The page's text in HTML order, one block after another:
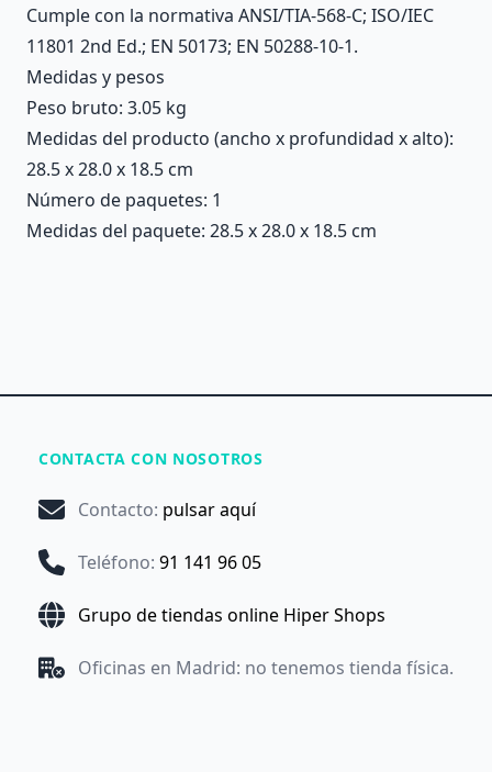
Cumple con la normativa ANSI/TIA-568-C; ISO/IEC
11801 2nd Ed.; EN 50173; EN 50288-10-1.
Medidas y pesos
Peso bruto: 3.05 kg
Medidas del producto (ancho x profundidad x alto):
28.5 x 28.0 x 18.5 cm
Número de paquetes: 1
Medidas del paquete: 28.5 x 28.0 x 18.5 cm
CONTACTA CON NOSOTROS
Contacto: pulsar aquí
Teléfono: 91 141 96 05
Grupo de tiendas online Hiper Shops
Oficinas en Madrid: no tenemos tienda física.